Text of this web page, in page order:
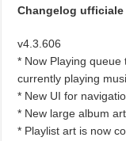
Changelog ufficiale
v4.3.606
* Now Playing
currently playing
* New UI for
* New large album
* Playlist art is now